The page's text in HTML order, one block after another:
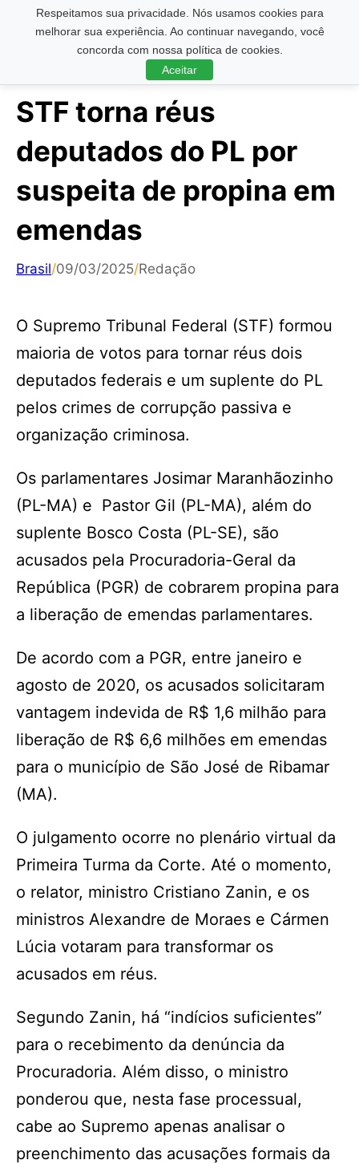
Respeitamos sua privacidade. Nós usamos cookies para
melhorar sua experiência. Ao continuar navegando, você
concorda com nossa política de cookies.
Aceitar
Pesquisar ...
STF torna réus
deputados do PL por
suspeita de propina em
emendas
Brasil/09/03/2025/Redação
O Supremo Tribunal Federal (STF) formou
maioria de votos para tornar réus dois
deputados federais e um suplente do PL
pelos crimes de corrupção passiva e
organização criminosa.
Os parlamentares Josimar Maranhãozinho
(PL-MA) e Pastor Gil (PL-MA), além do
suplente Bosco Costa (PL-SE), são
acusados pela Procuradoria-Geral da
República (PGR) de cobrarem propina para
a liberação de emendas parlamentares.
De acordo com a PGR, entre janeiro e
agosto de 2020, os acusados solicitaram
vantagem indevida de R$ 1,6 milhão para
liberação de R$ 6,6 milhões em emendas
para o município de São José de Ribamar
(MA).
O julgamento ocorre no plenário virtual da
Primeira Turma da Corte. Até o momento,
o relator, ministro Cristiano Zanin, e os
ministros Alexandre de Moraes e Cármen
Lúcia votaram para transformar os
acusados em réus.
Segundo Zanin, há “indícios suficientes”
para o recebimento da denúncia da
Procuradoria. Além disso, o ministro
ponderou que, nesta fase processual,
cabe ao Supremo apenas analisar o
preenchimento das acusações formais da